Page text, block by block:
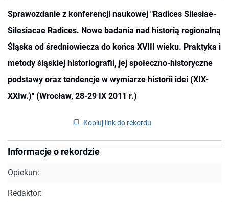
Sprawozdanie z konferencji naukowej "Radices Silesiae-
Silesiacae Radices. Nowe badania nad historią regionalną
Śląska od średniowiecza do końca XVIII wieku. Praktyka i
metody śląskiej historiografii, jej społeczno-historyczne
podstawy oraz tendencje w wymiarze historii idei (XIX-
XXIw.)" (Wrocław, 28-29 IX 2011 r.)
Kopiuj link do rekordu
Informacje o rekordzie
Opiekun:
Redaktor: